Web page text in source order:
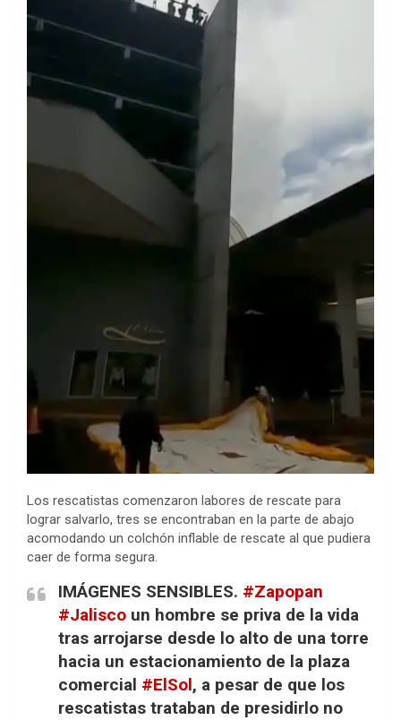
Los rescatistas comenzaron labores de rescate para
lograr salvarlo, tres se encontraban en la parte de abajo
acomodando un colchón inflable de rescate al que pudiera
caer de forma segura.
IMÁGENES SENSIBLES. #Zapopan
#Jalisco un hombre se priva de la vida
tras arrojarse desde lo alto de una torre
hacia un estacionamiento de la plaza
comercial #ElSol, a pesar de que los
rescatistas trataban de presidirlo no